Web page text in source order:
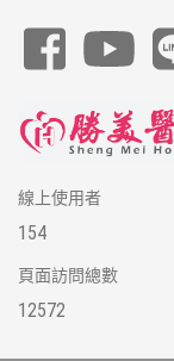
線上使用者
154
頁面訪問總數
12572